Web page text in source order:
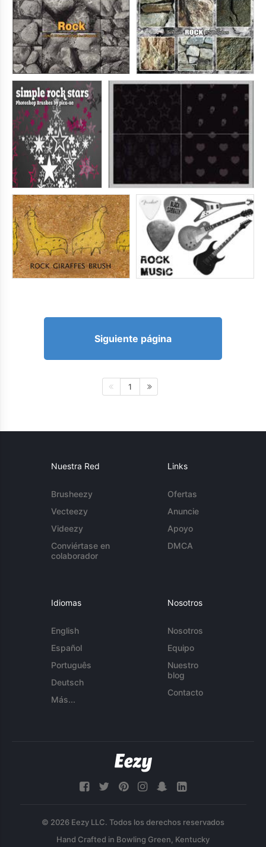
Siguiente página
1
Nuestra Red
Brusheezy
Vecteezy
Videezy
Conviértase en
colaborador
Links
Ofertas
Anuncie
Apoyo
DMCA
Idiomas
English
Español
Português
Deutsch
Más...
Nosotros
Nosotros
Equipo
Nuestro
blog
Contacto
© 2026 Eezy LLC. Todos los derechos reservados